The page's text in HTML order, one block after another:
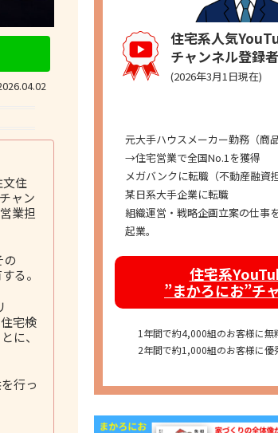
住
ャン
業担
の
る。
宅検
に、
行っ
住宅系人気
チャンネル登録
(2026年3月1日現在)
元大手ハウスメーカー勤務（商
→住宅営業で全国No.1を獲得
メガバンクに転職（不動産融資担
某日系大手企業に転職
組織運営・戦略企画立案の仕事
起業。
住宅系
”まかろにお”チ
1年間で約4,000組のお客様に無
2年間で約1,000組のお客様に優